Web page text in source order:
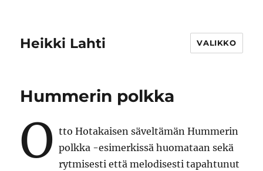
Heikki Lahti VALIKKO
Hummerin polkka
O tto Hotakaisen säveltämän Hummerin
polkka -esimerkissä huomataan sekä
rytmisesti että melodisesti tapahtunut